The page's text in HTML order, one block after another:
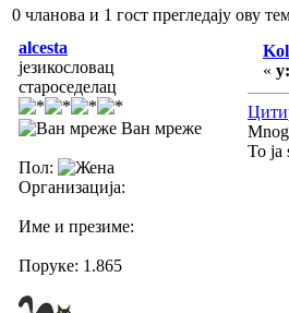
0 чланова и 1 гост прегледају ову
alcesta
језикословац
староседелац
Ван мреже
Пол:
Организација:
Име и презиме:
Поруке: 1.865
« у:
To ja